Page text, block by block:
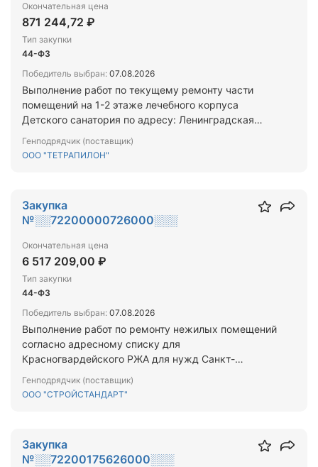
Окончательная цена
871 244,72 ₽
Тип закупки
44-ФЗ
Победитель выбран: 07.08.2026
Выполнение работ по текущему ремонту части
помещений на 1-2 этаже лечебного корпуса
Детского санатория по адресу: Ленинградская
Центральная, дом 47
Генподрядчик (поставщик)
ООО "ТЕТРАПИЛОН"
Закупка
№░░72200000726000░░░
Окончательная цена
6 517 209,00 ₽
Тип закупки
44-ФЗ
Победитель выбран: 07.08.2026
Выполнение работ по ремонту нежилых помещений
согласно адресному списку для
Красногвардейского РЖА для нужд Санкт-
Генподрядчик (поставщик)
ООО "СТРОЙСТАНДАРТ"
Закупка
№░░72200175626000░░░